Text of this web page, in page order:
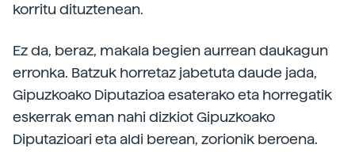
korritu dituztenean.
Ez da, beraz, makala begien aurrean daukagun
erronka. Batzuk horretaz jabetuta daude jada,
Gipuzkoako Diputazioa esaterako eta horregatik
eskerrak eman nahi dizkiot Gipuzkoako
Diputazioari eta aldi berean, zorionik beroena.